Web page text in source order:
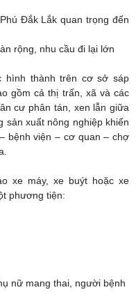
Đắk Lắk quan trọng đến
rộng, nhu cầu đi lại lớn
hình thành trên cơ sở sáp
gồm cả thị trấn, xã và các
cư phân tán, xen lẫn giữa
sản xuất nông nghiệp khiến
bệnh viện – cơ quan – chợ
xe máy, xe buýt hoặc xe
phương tiện:
nữ mang thai, người bệnh